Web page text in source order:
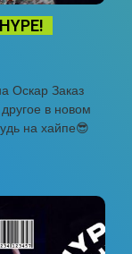
Оскар Заказ
в новом
на хайпе😎